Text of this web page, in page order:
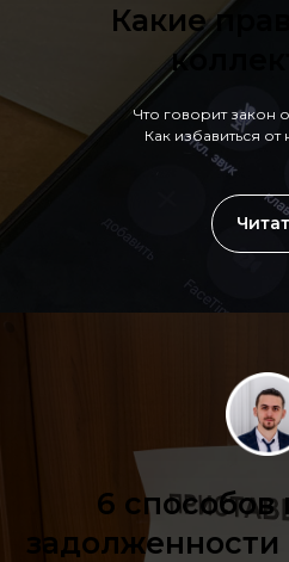
Какие
Что говорит закон
Как избавиться от
6 способов